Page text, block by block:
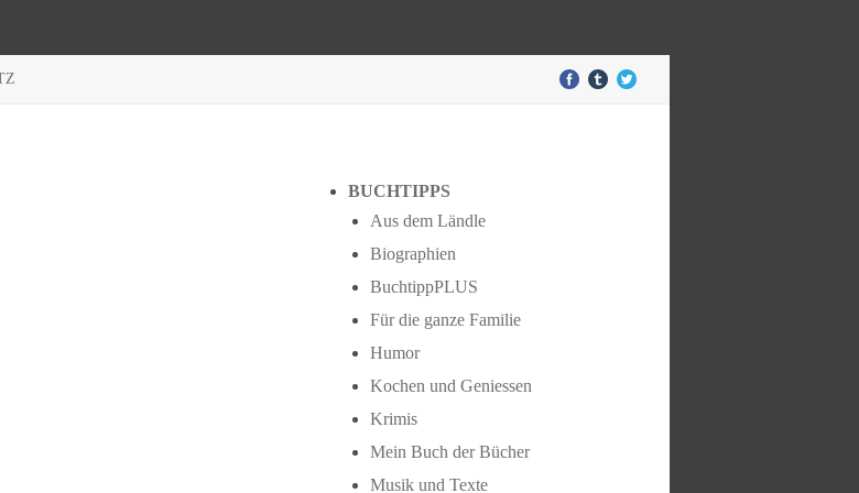
BUCHTIPPS
Aus dem Ländle
Biographien
BuchtippPLUS
Für die ganze Familie
Humor
Kochen und Geniessen
Krimis
Mein Buch der Bücher
Musik und Texte